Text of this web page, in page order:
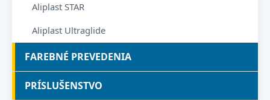
Aliplast STAR
Aliplast Ultraglide
FAREBNÉ PREVEDENIA
PRÍSLUŠENSTVO